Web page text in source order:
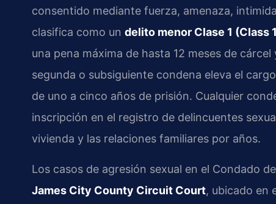
consentido mediante fuerza, amenaza,
clasifica como un delito menor Clase 1 (Class
una pena máxima de hasta 12 meses de
segunda o subsiguiente condena eleva el
de uno a cinco años de prisión. Cualquier
inscripción en el registro de delincuentes
vivienda y las relaciones familiares por años.
Los casos de agresión sexual en el Condado
James City County Circuit Court, ubicado en